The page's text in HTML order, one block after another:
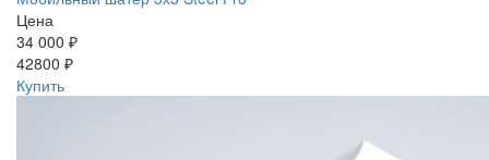
Цена
34 000 ₽
42800 ₽
Купить